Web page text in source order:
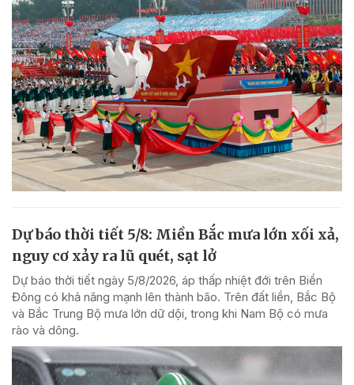
Dự báo thời tiết 5/8: Miền Bắc mưa lớn xối xả,
nguy cơ xảy ra lũ quét, sạt lở
Dự báo thời tiết ngày 5/8/2026, áp thấp nhiệt đới trên Biển
Đông có khả năng mạnh lên thành bão. Trên đất liền, Bắc Bộ
và Bắc Trung Bộ mưa lớn dữ dội, trong khi Nam Bộ có mưa
rào và dông.